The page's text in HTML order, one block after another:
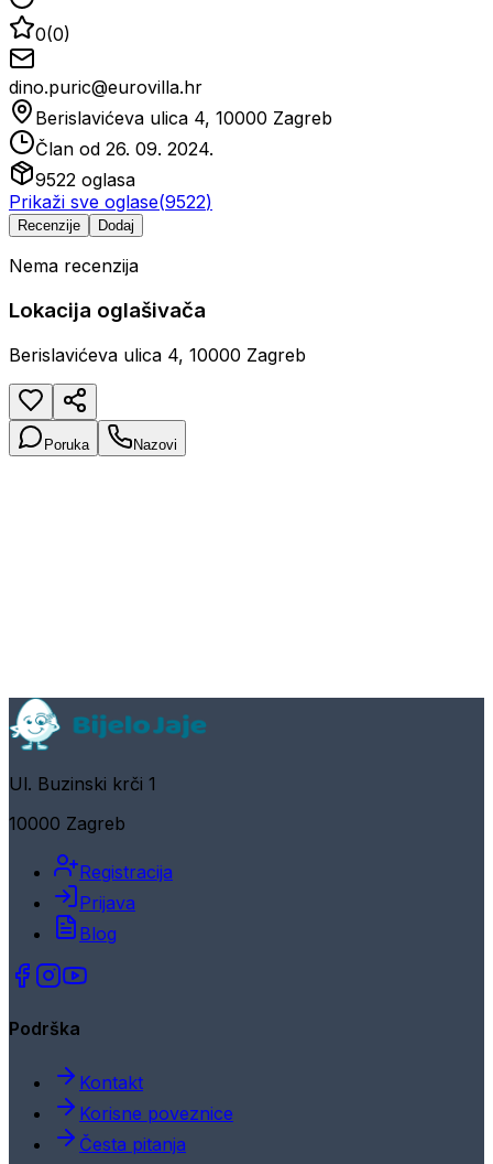
0(0)
dino.puric@eurovilla.hr
Berislavićeva ulica 4, 10000 Zagreb
Član od 26. 09. 2024.
9522 oglasa
Prikaži sve oglase(9522)
Recenzije Dodaj
Nema recenzija
Lokacija oglašivača
Berislavićeva ulica 4, 10000 Zagreb
Poruka Nazovi
Ul. Buzinski krči 1
10000 Zagreb
Registracija
Prijava
Blog
Podrška
Kontakt
Korisne poveznice
Česta pitanja